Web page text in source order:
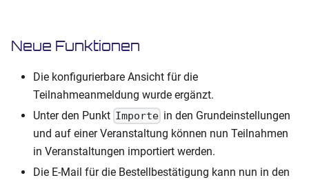
Neue Funktionen
Die konfigurierbare Ansicht für die
Teilnahmeanmeldung wurde ergänzt.
Unter den Punkt Importe in den Grundeinstellungen
und auf einer Veranstaltung können nun Teilnahmen
in Veranstaltungen importiert werden.
Die E-Mail für die Bestellbestätigung kann nun in den